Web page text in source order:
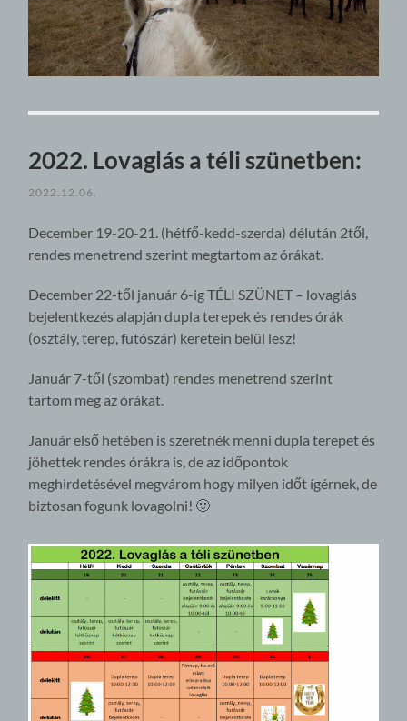
2022. Lovaglás a téli szünetben:
2022.12.06.
December 19-20-21. (hétfő-kedd-szerda) délután 2től,
rendes menetrend szerint megtartom az órákat.
December 22-től január 6-ig TÉLI SZÜNET – lovaglás
bejelentkezés alapján dupla terepek és rendes órák
(osztály, terep, futószár) keretein belül lesz!
Január 7-től (szombat) rendes menetrend szerint
tartom meg az órákat.
Január első hetében is szeretnék menni dupla terepet és
jöhettek rendes órákra is, de az időpontok
meghirdetésével megvárom hogy milyen időt ígérnek, de
biztosan fogunk lovagolni! 🙂